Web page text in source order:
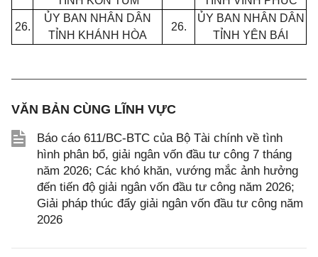
26.
ỦY BAN NHÂN DÂN
TỈNH KHÁNH HÒA
26.
ỦY BAN NHÂN DÂN
TỈNH YÊN BÁI
VĂN BẢN CÙNG LĨNH VỰC
Báo cáo 611/BC-BTC của Bộ Tài chính về tình
hình phân bổ, giải ngân vốn đầu tư công 7 tháng
năm 2026; Các khó khăn, vướng mắc ảnh hưởng
đến tiến độ giải ngân vốn đầu tư công năm 2026;
Giải pháp thúc đẩy giải ngân vốn đầu tư công năm
2026